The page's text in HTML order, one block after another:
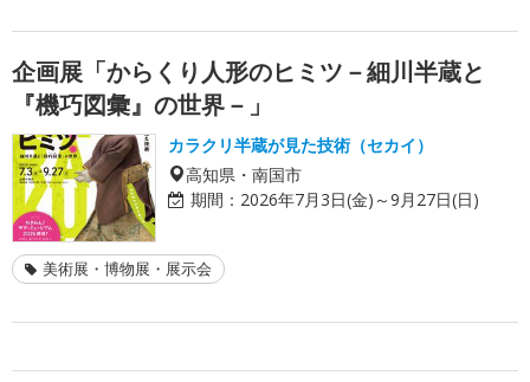
企画展「からくり人形のヒミツ－細川半蔵と
『機巧図彙』の世界－」
カラクリ半蔵が見た技術（セカイ）
高知県・南国市
期間： 2026年7月3日(金)～9月27日(日)
美術展・博物展・展示会